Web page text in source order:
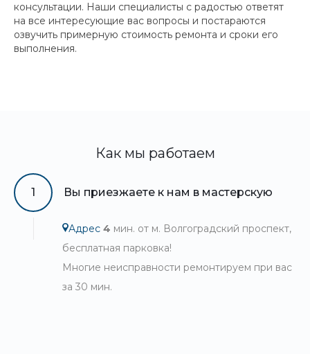
консультации. Наши специалисты с радостью ответят
на все интересующие вас вопросы и постараются
озвучить примерную стоимость ремонта и сроки его
выполнения.
Как мы работаем
1 Вы приезжаете к нам в мастерскую
Адрес 4 мин. от м. Волгоградский проспект,
бесплатная парковка!
Многие неисправности ремонтируем при вас
за 30 мин.